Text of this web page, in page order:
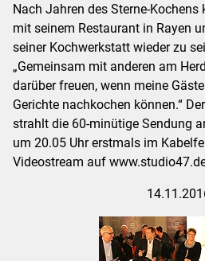
Nach Jahren des Sterne-Kochens
mit seinem Restaurant in Rayen
seiner Kochwerkstatt wieder zu
„Gemeinsam mit anderen am
darüber freuen, wenn meine
Gerichte nachkochen können.“
strahlt die 60-minütige Sendung
um 20.05 Uhr erstmals im
Videostream auf